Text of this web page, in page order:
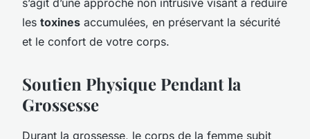
les toxines accumulées, en préservant la sécurité
et le confort de votre corps.
Soutien Physique Pendant la
Grossesse
Durant la grossesse, le corps de la femme subit